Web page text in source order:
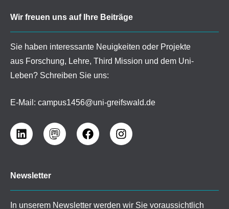
Wir freuen uns auf Ihre Beiträge
Sie haben interessante Neuigkeiten oder Projekte
aus Forschung, Lehre, Third Mission und dem Uni-
Leben? Schreiben Sie uns:
E-Mail: campus1456@uni-greifswald.de
Newsletter
In unserem Newsletter werden wir Sie voraussichtlich